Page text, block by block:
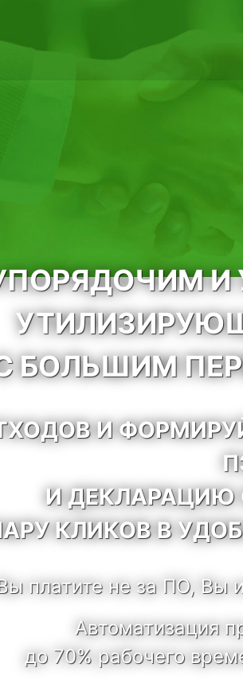
И
БОЛЬШИМ
И
И ДЕКЛАРАЦИЮ
КЛИКОВ В
Вы платите не за ПО, Вы
Автоматизация
до 70% рабочего